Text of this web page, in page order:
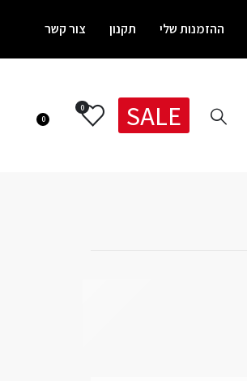
ההזמנות שלי תקנון צור קשר
SALE
0
0